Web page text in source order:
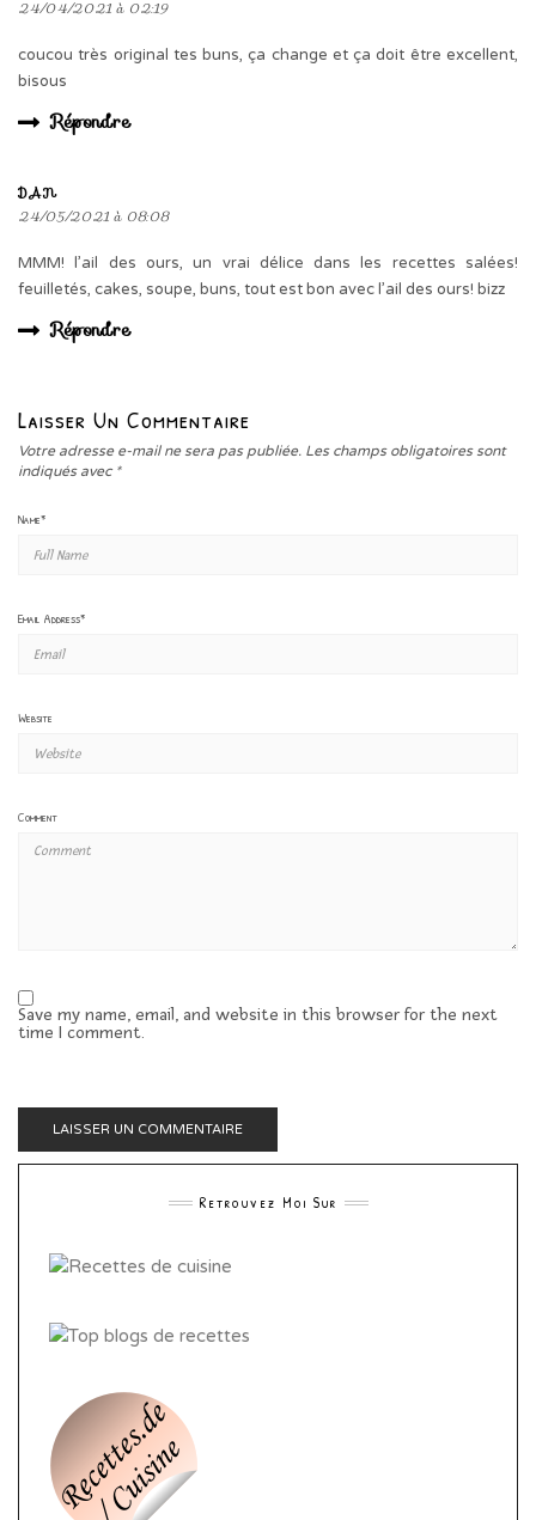
24/04/2021 à 02:19
coucou très original tes buns, ça change et ça doit être excellent,
bisous
Répondre
DAN
24/05/2021 à 08:08
MMM! l’ail des ours, un vrai délice dans les recettes salées!
feuilletés, cakes, soupe, buns, tout est bon avec l’ail des ours! bizz
Répondre
Laisser Un Commentaire
Votre adresse e-mail ne sera pas publiée. Les champs obligatoires sont
indiqués avec *
Name*
Email Address*
Website
Comment
Save my name, email, and website in this browser for the next
time I comment.
Retrouvez Moi Sur